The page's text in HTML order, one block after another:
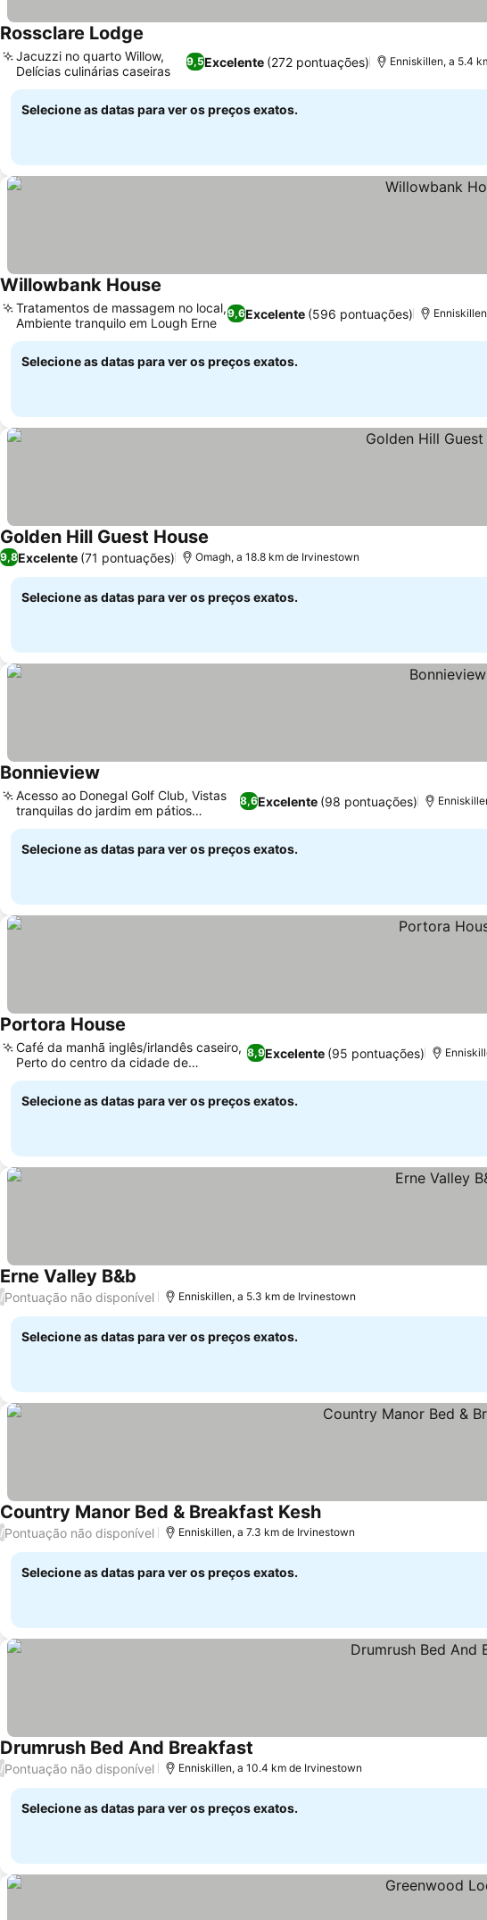
Rossclare Lodge
9,5Excelente (272 pontuações)
Jacuzzi no quarto Willow,
Delícias culinárias caseiras
Enniskillen, a 5.4
Selecione as datas para ver os preços exatos.
Willowbank House
9,6Excelente (596 pontuações)
Tratamentos de massagem no local,
Ambiente tranquilo em Lough Erne
Selecione as datas para ver os preços exatos.
Golden Hill Guest House
9,8Excelente (71 pontuações) Omagh, a 18.8 km de Irvinestown
Selecione as datas para ver os preços exatos.
Bonnieview
8,6Excelente (98 pontuações)
Acesso ao Donegal Golf Club, Vistas
tranquilas do jardim em pátios
privados
Selecione as datas para ver os preços exatos.
Portora House
8,9Excelente (95 pontuações)
Café da manhã inglês/irlandês caseiro,
Perto do centro da cidade de
Enniskillen
Selecione as datas para ver os preços exatos.
Erne Valley B&b
/Pontuação não disponível Enniskillen, a 5.3 km de Irvinestown
Selecione as datas para ver os preços exatos.
Country Manor Bed & Breakfast Kesh
/Pontuação não disponível Enniskillen, a 7.3 km de Irvinestown
Selecione as datas para ver os preços exatos.
Drumrush Bed And Breakfast
/Pontuação não disponível Enniskillen, a 10.4 km de Irvinestown
Selecione as datas para ver os preços exatos.